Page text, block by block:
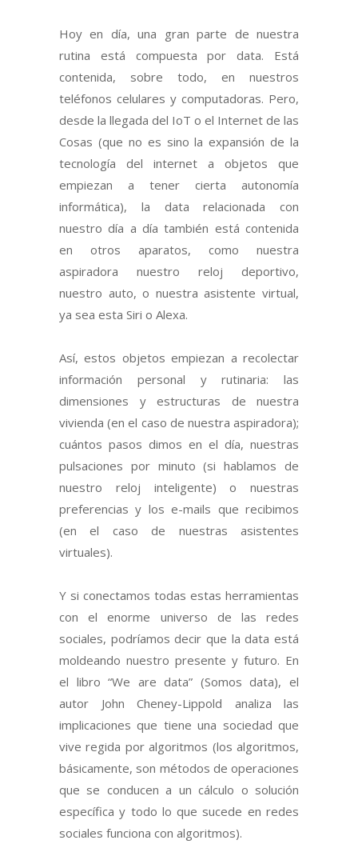
Hoy en día, una gran parte de nuestra
rutina está compuesta por data. Está
contenida, sobre todo, en nuestros
teléfonos celulares y computadoras. Pero,
desde la llegada del IoT o el Internet de las
Cosas (que no es sino la expansión de la
tecnología del internet a objetos que
empiezan a tener cierta autonomía
informática), la data relacionada con
nuestro día a día también está contenida
en otros aparatos, como nuestra
aspiradora nuestro reloj deportivo,
nuestro auto, o nuestra asistente virtual,
ya sea esta Siri o Alexa.
Así, estos objetos empiezan a recolectar
información personal y rutinaria: las
dimensiones y estructuras de nuestra
vivienda (en el caso de nuestra aspiradora);
cuántos pasos dimos en el día, nuestras
pulsaciones por minuto (si hablamos de
nuestro reloj inteligente) o nuestras
preferencias y los e-mails que recibimos
(en el caso de nuestras asistentes
virtuales).
Y si conectamos todas estas herramientas
con el enorme universo de las redes
sociales, podríamos decir que la data está
moldeando nuestro presente y futuro. En
el libro “We are data” (Somos data), el
autor John Cheney-Lippold analiza las
implicaciones que tiene una sociedad que
vive regida por algoritmos (los algoritmos,
básicamente, son métodos de operaciones
que se conducen a un cálculo o solución
específica y todo lo que sucede en redes
sociales funciona con algoritmos).